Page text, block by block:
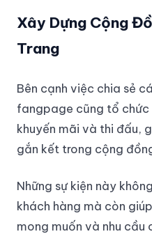
Xây Dựng Cộng
Trang
Bên cạnh việc chia sẻ
fangpage cũng tổ
khuyến mãi và thi đấu,
gắn kết trong cộng
Những sự kiện này
khách hàng mà còn
mong muốn và nhu cầu